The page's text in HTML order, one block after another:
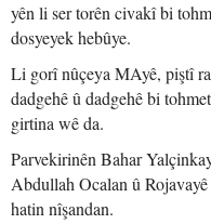
yên li ser torên civakî bi
dosyeyek hebûye.
Li gorî nûçeya MAyê, piştî
dadgehê û dadgehê bi
girtina wê da.
Parvekirinên Bahar
Abdullah Ocalan û
hatin nîşandan.